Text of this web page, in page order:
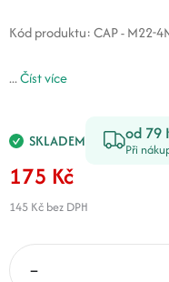
Kód produktu:CAP - M22-
...Číst více
SKLADEM od 79
Při
175 Kč
145 Kč bez DPH
–